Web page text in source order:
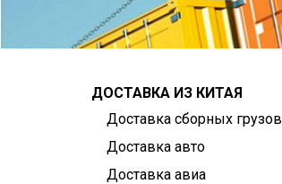
ДОСТАВКА ИЗ КИТАЯ
Доставка сборных грузов
Доставка авто
Доставка авиа